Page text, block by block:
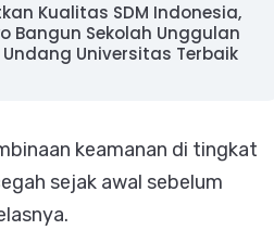
Kualitas SDM Indonesia,
Bangun Sekolah Unggulan
Universitas Terbaik
keamanan di tingkat
sejak awal sebelum